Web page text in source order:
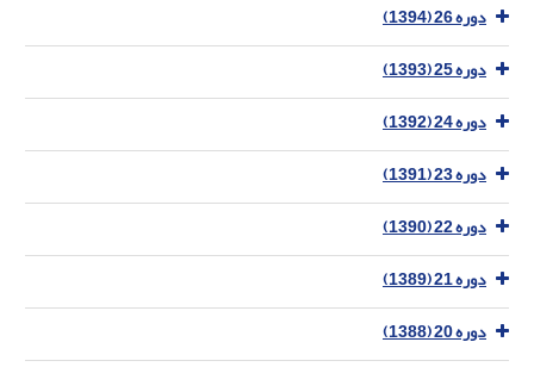
دوره 26 (1394)
دوره 25 (1393)
دوره 24 (1392)
دوره 23 (1391)
دوره 22 (1390)
دوره 21 (1389)
دوره 20 (1388)